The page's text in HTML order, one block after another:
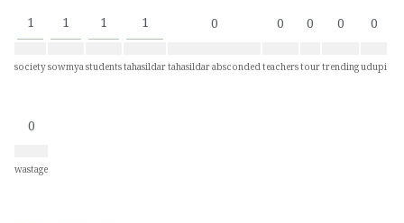
1
society
1
sowmya
1
students
1
tahasildar
0
tahasildar absconded
0
teachers
0
tour
0
trending
0
udupi
0
wastage